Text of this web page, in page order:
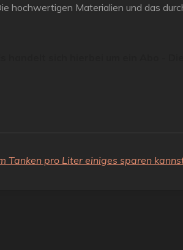
hochwertigen Materialien und das
Tanken pro Liter einiges sparen